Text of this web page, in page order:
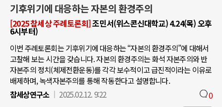
기후위기에 대응하는 자본의 환경주의
[2025 참세상 주례토론회]조민서(위스콘신대학교) 4.24(목) 오후
6시부터)
이번 주례토론회는 기후위기에 대응하는 “자본의 환경주의”에 대해서
고찰해 보는 시간을 갖습니다. 자본의 환경주의는 화석 자본주의와 반
자본주의 정치(체제전환운동)를 각각 보수적이고 급진적이라는 이유로
배제하며, 녹색자본주의를 통해 작동한다고 설명합니다.
참세상연구소
2025.02.12. 9:22 0